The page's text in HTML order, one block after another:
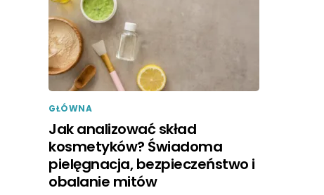
GŁÓWNA
Jak analizować skład
kosmetyków? Świadoma
pielęgnacja, bezpieczeństwo i
obalanie mitów